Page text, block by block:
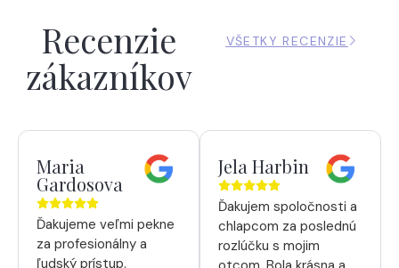
Recenzie
zákazníkov
VŠETKY RECENZIE
Maria
Gardosova
Ďakujeme veľmi pekne
za profesionálny a
ľudský prístup.
Jela Harbin
Ďakujem spoločnosti a
chlapcom za poslednú
rozlúčku s mojim